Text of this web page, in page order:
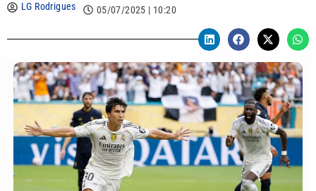
LG Rodrigues 05/07/2025 | 10:20